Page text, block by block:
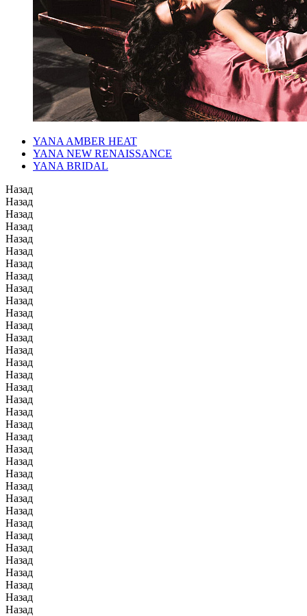
YANA AMBER HEAT
YANA NEW RENAISSANCE
YANA BRIDAL
Назад
Назад
Назад
Назад
Назад
Назад
Назад
Назад
Назад
Назад
Назад
Назад
Назад
Назад
Назад
Назад
Назад
Назад
Назад
Назад
Назад
Назад
Назад
Назад
Назад
Назад
Назад
Назад
Назад
Назад
Назад
Назад
Назад
Назад
Назад